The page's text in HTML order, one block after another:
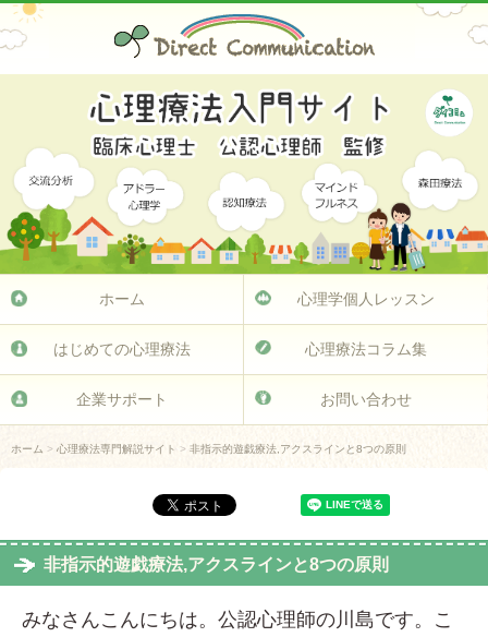
ホーム 心理学個人レッスン
はじめての心理療法 心理療法コラム集
企業サポート お問い合わせ
ホーム > 心理療法専門解説サイト > 非指示的遊戯療法,アクスラインと8つの原則
非指示的遊戯療法,アクスラインと8つの原則
みなさんこんにちは。公認心理師の川島です。こ